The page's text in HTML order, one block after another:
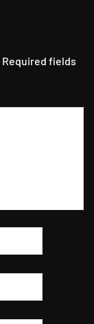
Required fields